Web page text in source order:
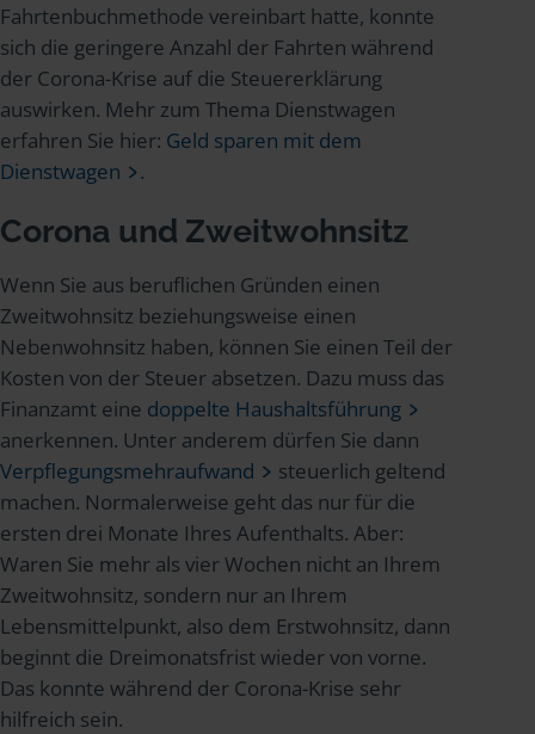
Fahrtenbuchmethode vereinbart hatte, konnte
sich die geringere Anzahl der Fahrten während
der Corona-Krise auf die Steuererklärung
auswirken. Mehr zum Thema Dienstwagen
erfahren Sie hier: Geld sparen mit dem
Dienstwagen
.
Corona und Zweitwohnsitz
Wenn Sie aus beruflichen Gründen einen
Zweitwohnsitz beziehungsweise einen
Nebenwohnsitz haben, können Sie einen Teil der
Kosten von der Steuer absetzen. Dazu muss das
Finanzamt eine doppelte Haushaltsführung
anerkennen. Unter anderem dürfen Sie dann
Verpflegungsmehraufwand
steuerlich geltend
machen. Normalerweise geht das nur für die
ersten drei Monate Ihres Aufenthalts. Aber:
Waren Sie mehr als vier Wochen nicht an Ihrem
Zweitwohnsitz, sondern nur an Ihrem
Lebensmittelpunkt, also dem Erstwohnsitz, dann
beginnt die Dreimonatsfrist wieder von vorne.
Das konnte während der Corona-Krise sehr
hilfreich sein.